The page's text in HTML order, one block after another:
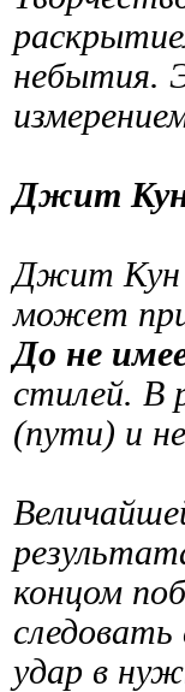
небытия.
Джит
Джит Кун
может
До не
стилей. В
(пути) и
концом
удар в